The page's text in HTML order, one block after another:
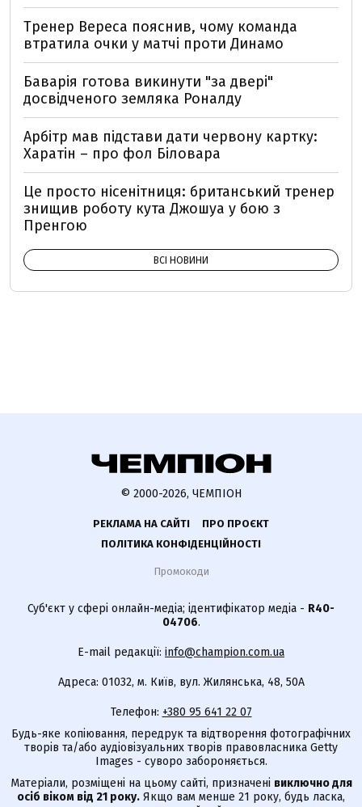
Тренер Вереса пояснив, чому команда
втратила очки у матчі проти Динамо
Баварія готова викинути "за двері"
досвідченого земляка Роналду
Арбітр мав підстави дати червону картку:
Харатін – про фол Біловара
Це просто нісенітниця: британський тренер
знищив роботу кута Джошуа у бою з
Пренгою
ВСІ НОВИНИ
© 2000-2026, ЧЕМПІОН
РЕКЛАМА НА САЙТІ
ПРО ПРОЄКТ
ПОЛІТИКА КОНФІДЕНЦІЙНОСТІ
Промокоди
Суб'єкт у сфері онлайн-медіа; ідентифікатор медіа - R40-
04706.
E-mail редакції: info@champion.com.ua
Адреса: 01032, м. Київ, вул. Жилянська, 48, 50А
Телефон: +380 95 641 22 07
Будь-яке копіювання, передрук та відтворення фотографічних
творів та/або аудіовізуальних творів правовласника Getty
Images - суворо забороняється.
Матеріали, розміщені на цьому сайті, призначені виключно для
осіб віком від 21 року. Якщо вам менше 21 року, будь ласка,